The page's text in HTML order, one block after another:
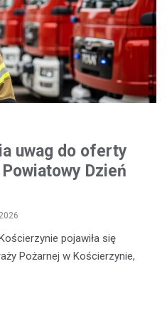
uwag do oferty
Dzień
pojawiła się
Pożarnej w Kościerzynie,